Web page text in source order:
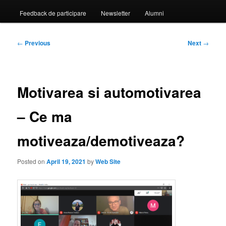
Feedback de participare Newsletter Alumni
Post
← Previous Next →
Motivarea si automotivarea
– Ce ma
motiveaza/demotiveaza?
Posted onApril 19, 2021 byWeb Site